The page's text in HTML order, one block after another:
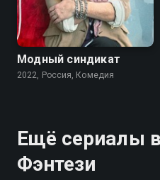
7.6
Модный синдикат
2022, Россия, Комедия
Ещё сериалы
Фэнтези